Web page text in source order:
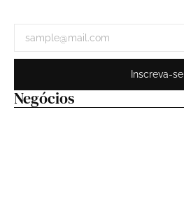
Inscreva-se
Negócios